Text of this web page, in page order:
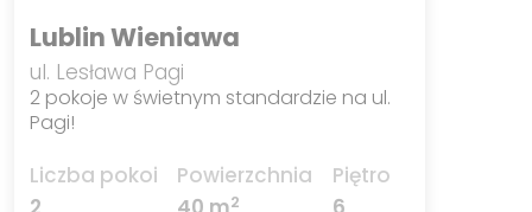
Lublin Wieniawa
ul. Lesława Pagi
2 pokoje w świetnym standardzie na ul.
Pagi!
Liczba pokoi
Powierzchnia
2
Piętro